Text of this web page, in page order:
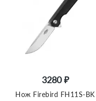
3280 ₽
Нож Firebird FH11S-BK